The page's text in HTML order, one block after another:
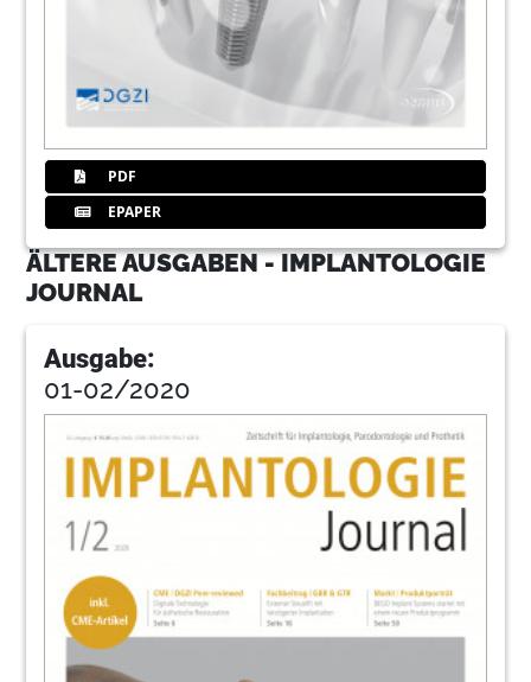
BEGO Implant Systems GmbH & Co. KG
PDF
EPAPER
ÄLTERE AUSGABEN - IMPLANTOLOGIE
JOURNAL
Ausgabe:
01-02/2020